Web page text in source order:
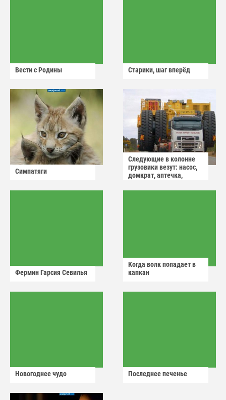
Вести с Родины Старики, шаг вперёд
Симпатяги
Следующие в колонне
грузовики везут: насос,
домкрат, аптечка,
Фермин Гарсия Севилья
Когда волк попадает в
капкан
Новогоднее чудо Последнее печенье